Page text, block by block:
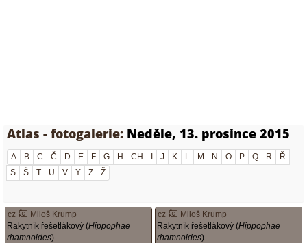
Atlas - fotogalerie: Neděle, 13. prosince 2015
A B C Č D E F G H CH J K L M N O P Q R
Ř
S
Š T U V Y Z Ž
cz
Miloš Krump
Rakytník řešetlákový (Hippophae
rhamnoides)
cz
Miloš Krump
Rakytník řešetlákový (Hippophae
rhamnoides)